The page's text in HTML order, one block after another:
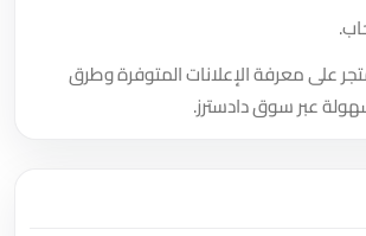
على معرفة الإعلانات المتوفرة وطرق
عبر سوق دادسترز.